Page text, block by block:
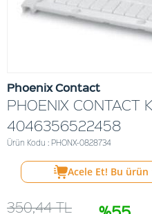
Phoenix Contact
PHOENIX CONTACT
4046356522458
Ürün Kodu : PHONX-0828734
Acele Et! Bu ürün
350,44TL